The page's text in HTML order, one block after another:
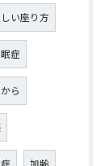
い座り方
症
ら